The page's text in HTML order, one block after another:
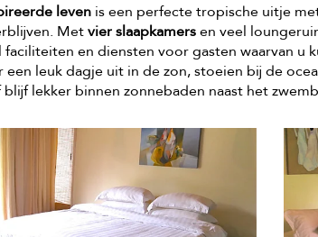
leven is een perfecte tropische uitje
Metvier slaapkamersen veel
en diensten voor gasten waarvan u
leuk dagje uit in de zon, stoeien bij de
lekker binnen zonnebaden naast het